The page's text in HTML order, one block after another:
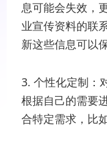
息可能会失效，
业宣传资料的联
新这些信息可以
3. 个性化定制：
根据自己的需要
合特定需求，比